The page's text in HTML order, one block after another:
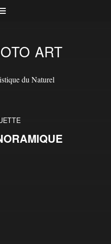
ART
du Naturel